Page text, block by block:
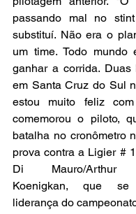
passando mal no
substituí. Não era o
um time. Todo mundo
ganhar a corrida. Duas
em Santa Cruz do Sul
estou muito feliz
comemorou o piloto,
batalha no cronômetro
prova contra a Ligier #
Di Mauro/Arthur
Koenigkan, que
liderança do